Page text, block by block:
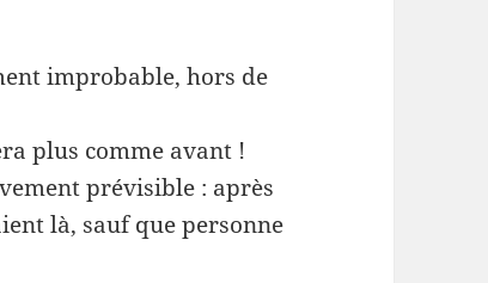
improbable, hors de
plus comme avant !
prévisible : après
là, sauf que personne